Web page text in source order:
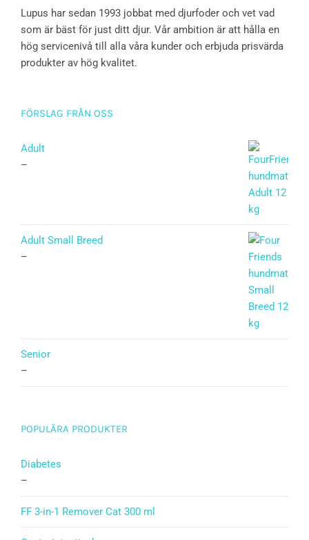
Lupus har sedan 1993 jobbat med djurfoder och vet vad
som är bäst för just ditt djur. Vår ambition är att hålla en
hög servicenivå till alla våra kunder och erbjuda prisvärda
produkter av hög kvalitet.
FÖRSLAG FRÅN OSS
Adult
–
Adult Small Breed
–
Senior
–
POPULÄRA PRODUKTER
Diabetes
–
FF 3-in-1 Remover Cat 300 ml